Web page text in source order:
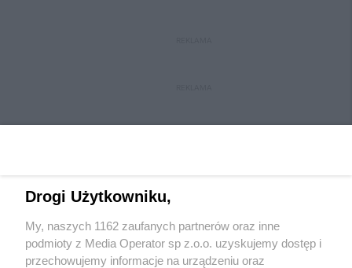
Wydawca mediówlokalnych
Drogi Użytkowniku,
My, naszych 1162 zaufanych partnerów oraz inne
podmioty z Media Operator sp z.o.o. uzyskujemy dostęp i
przechowujemy informacje na urządzeniu oraz